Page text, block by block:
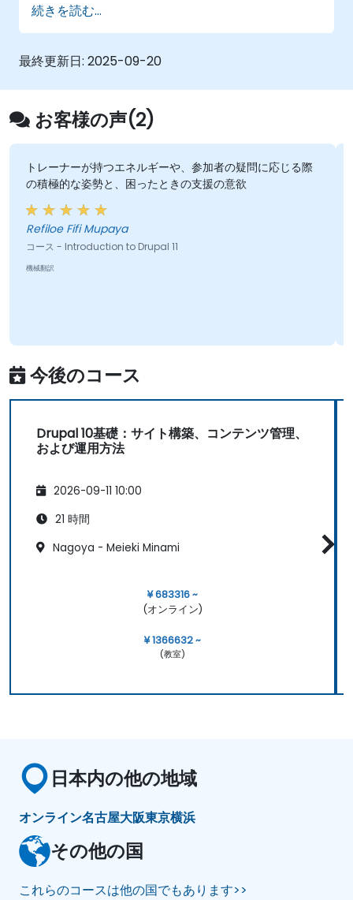
続きを読む...
最終更新日: 2025-09-20
お客様の声(2)
トレーナーが持つエネルギーや、参加者の疑問に応じる際
の積極的な姿勢と、困ったときの支援の意欲
Refiloe Fifi Mupaya
コース - Introduction to Drupal 11
機械翻訳
今後のコース
Drupal 10基礎：サイト構築、コンテンツ管理、
および運用方法
2026-09-11 10:00
21 時間
Nagoya - Meieki Minami
¥ 683316 ~
(オンライン)
¥ 1366632 ~
(教室)
日本内の他の地域
オンライン名古屋大阪東京横浜
その他の国
これらのコースは他の国でもあります>>